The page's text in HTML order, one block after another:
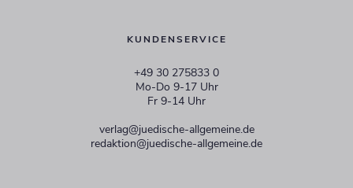
KUNDENSERVICE
+49 30 275833 0
Mo-Do 9-17 Uhr
Fr 9-14 Uhr
verlag@juedische-allgemeine.de
redaktion@juedische-allgemeine.de